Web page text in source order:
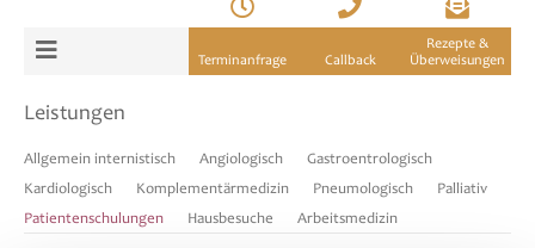
Terminanfrage Callback
Rezepte &
Überweisungen
Leistungen
Allgemein internistisch Angiologisch
Gastroentrologisch
Kardiologisch
Komplementärmedizin Pneumologisch
Palliativ
Patientenschulungen
Hausbesuche Arbeitsmedizin